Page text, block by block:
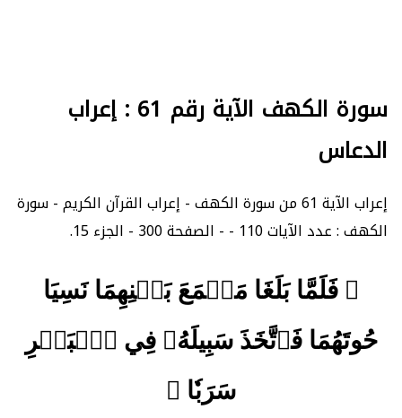
سورة الكهف الآية رقم 61 : إعراب
الدعاس
إعراب الآية 61 من سورة الكهف - إعراب القرآن الكريم - سورة
الكهف : عدد الآيات 110 - - الصفحة 300 - الجزء 15.
﴿ فَلَمَّا بَلَغَا مَجۡمَعَ بَيۡنِهِمَا نَسِيَا
حُوتَهُمَا فَٱتَّخَذَ سَبِيلَهُۥ فِي ٱلۡبَحۡرِ
سَرَبٗا ﴾